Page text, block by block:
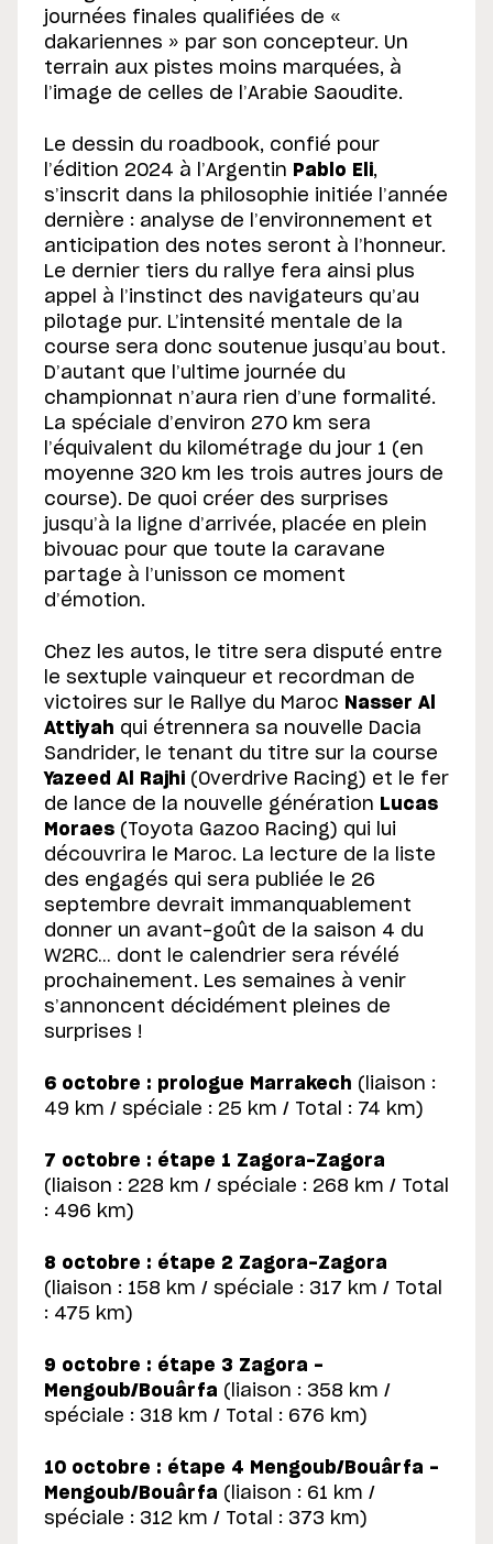
journées finales qualifiées de «
dakariennes » par son concepteur. Un
terrain aux pistes moins marquées, à
l’image de celles de l’Arabie Saoudite.
Le dessin du roadbook, confié pour
l’édition 2024 à l’Argentin Pablo Eli,
s’inscrit dans la philosophie initiée l’année
dernière : analyse de l’environnement et
anticipation des notes seront à l’honneur.
Le dernier tiers du rallye fera ainsi plus
appel à l’instinct des navigateurs qu’au
pilotage pur. L’intensité mentale de la
course sera donc soutenue jusqu’au bout.
D’autant que l’ultime journée du
championnat n’aura rien d’une formalité.
La spéciale d’environ 270 km sera
l’équivalent du kilométrage du jour 1 (en
moyenne 320 km les trois autres jours de
course). De quoi créer des surprises
jusqu’à la ligne d’arrivée, placée en plein
bivouac pour que toute la caravane
partage à l’unisson ce moment
d’émotion.
Chez les autos, le titre sera disputé entre
le sextuple vainqueur et recordman de
victoires sur le Rallye du Maroc Nasser Al
Attiyah qui étrennera sa nouvelle Dacia
Sandrider, le tenant du titre sur la course
Yazeed Al Rajhi (Overdrive Racing) et le fer
de lance de la nouvelle génération Lucas
Moraes (Toyota Gazoo Racing) qui lui
découvrira le Maroc. La lecture de la liste
des engagés qui sera publiée le 26
septembre devrait immanquablement
donner un avant-goût de la saison 4 du
W2RC… dont le calendrier sera révélé
prochainement. Les semaines à venir
s’annoncent décidément pleines de
surprises !
6 octobre : prologue Marrakech (liaison :
49 km / spéciale : 25 km / Total : 74 km)
7 octobre : étape 1 Zagora-Zagora
(liaison : 228 km / spéciale : 268 km / Total
: 496 km)
8 octobre : étape 2 Zagora-Zagora
(liaison : 158 km / spéciale : 317 km / Total
: 475 km)
9 octobre : étape 3 Zagora -
Mengoub/Bouârfa (liaison : 358 km /
spéciale : 318 km / Total : 676 km)
10 octobre : étape 4 Mengoub/Bouârfa -
Mengoub/Bouârfa (liaison : 61 km /
spéciale : 312 km / Total : 373 km)